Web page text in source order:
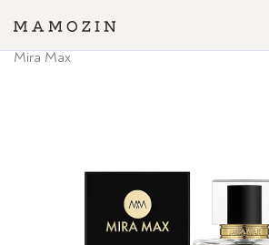
Головна » Магазин
Mira Max